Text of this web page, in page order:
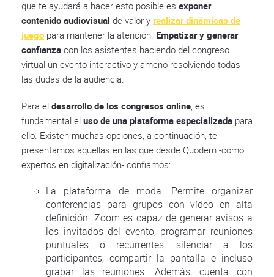
que te ayudará a hacer esto posible es exponer
contenido audiovisual de valor y realizar dinámicas de
juego para mantener la atención. Empatizar y generar
confianza con los asistentes haciendo del congreso
virtual un evento interactivo y ameno resolviendo todas
las dudas de la audiencia.
Para el desarrollo de los congresos online , es
fundamental el uso de una plataforma especializada para
ello. Existen muchas opciones, a continuación, te
presentamos aquellas en las que desde Quodem -como
expertos en digitalización- confiamos:
La plataforma de moda. Permite organizar
conferencias para grupos con vídeo en alta
definición. Zoom es capaz de generar avisos a
los invitados del evento, programar reuniones
puntuales o recurrentes, silenciar a los
participantes, compartir la pantalla e incluso
grabar las reuniones. Además, cuenta con